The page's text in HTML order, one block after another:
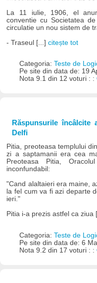
La 11 iulie, 1906, el
conventie cu Societatea
circulatie un nou sistem de
- Traseul [...]citește tot
Categoria: Teste de
Pe site din data de: 19
Nota 9.1 din 12 voturi : :
Răspunsurile încâlcite
Delfi
Pitia, preoteasa templului
zi a saptamanii era cea
Preoteasa Pitia,
inconfundabil:
"Cand alaltaieri era maine,
la fel cum va fi azi departe
ieri."
Pitia i-a prezis astfel ca
Categoria: Teste de
Pe site din data de: 6
Nota 9.2 din 17 voturi : :